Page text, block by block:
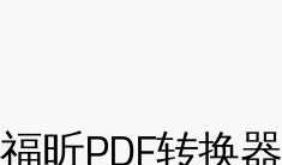
福昕PDF转换器